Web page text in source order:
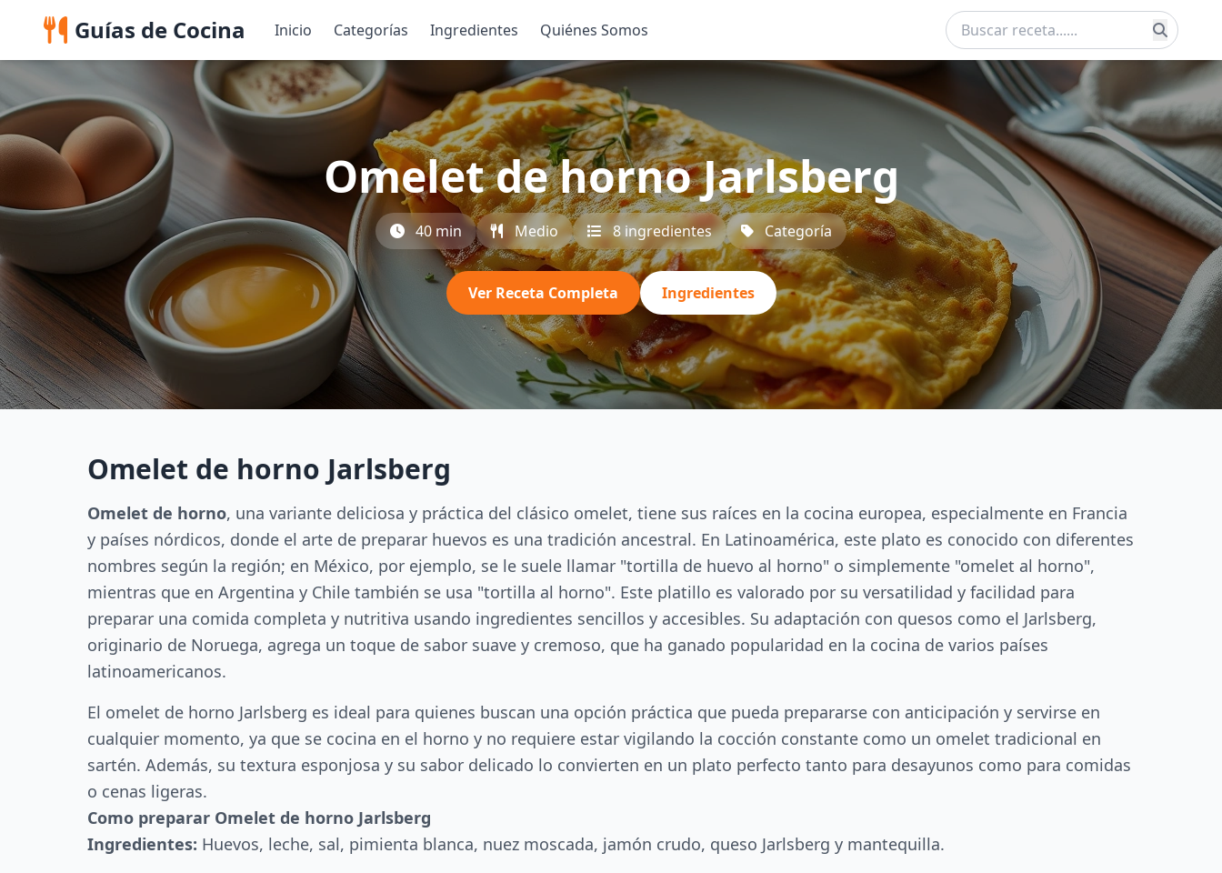
Guías de Cocina Inicio Categorías Ingredientes Quiénes Somos
Omelet de horno Jarlsberg
40 min Medio 8 ingredientes Categoría
Ver Receta Completa Ingredientes
Omelet de horno Jarlsberg
Omelet de horno, una variante deliciosa y práctica del clásico omelet, tiene sus raíces en la cocina europea, especialmente en Francia
y países nórdicos, donde el arte de preparar huevos es una tradición ancestral. En Latinoamérica, este plato es conocido con diferentes
nombres según la región; en México, por ejemplo, se le suele llamar "tortilla de huevo al horno" o simplemente "omelet al horno",
mientras que en Argentina y Chile también se usa "tortilla al horno". Este platillo es valorado por su versatilidad y facilidad para
preparar una comida completa y nutritiva usando ingredientes sencillos y accesibles. Su adaptación con quesos como el Jarlsberg,
originario de Noruega, agrega un toque de sabor suave y cremoso, que ha ganado popularidad en la cocina de varios países
latinoamericanos.
El omelet de horno Jarlsberg es ideal para quienes buscan una opción práctica que pueda prepararse con anticipación y servirse en
cualquier momento, ya que se cocina en el horno y no requiere estar vigilando la cocción constante como un omelet tradicional en
sartén. Además, su textura esponjosa y su sabor delicado lo convierten en un plato perfecto tanto para desayunos como para comidas
o cenas ligeras.
Como preparar Omelet de horno Jarlsberg
Ingredientes: Huevos, leche, sal, pimienta blanca, nuez moscada, jamón crudo, queso Jarlsberg y mantequilla.